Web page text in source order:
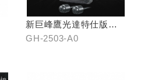
新巨峰鷹光達特仕版行
車紀錄器
GH-2503-A0